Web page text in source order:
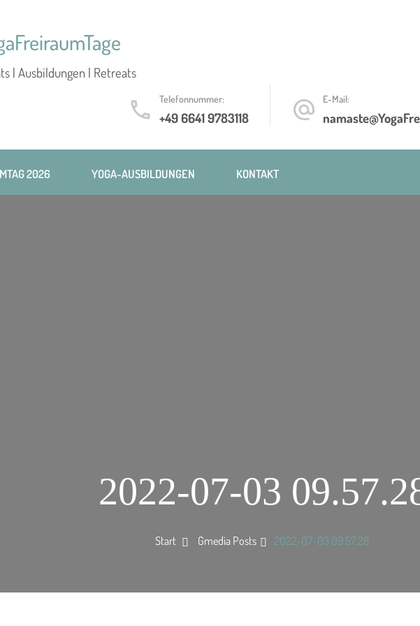
| Ausbildungen | Retreats
Telefonnummer:
+49 6641 9783118
E-Mail:
2026 YOGA-AUSBILDUNGEN KONTAKT
2022-07-03
Start Gmedia Posts 2022-07-03 09.57.28